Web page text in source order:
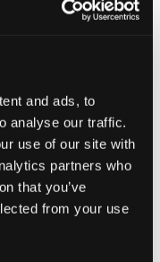
and ads, to
analyse our traffic.
use of our site with
partners who
that you’ve
from your use